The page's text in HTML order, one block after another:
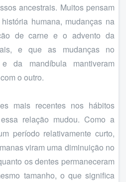
ancestrais. Muitos pensam
humana, mudanças na
de carne e o advento da
e que as mudanças no
da mandíbula mantiveram
o outro.
mais recentes nos hábitos
relação mudou. Como a
período relativamente curto,
viram uma diminuição no
os dentes permaneceram
tamanho, o que significa